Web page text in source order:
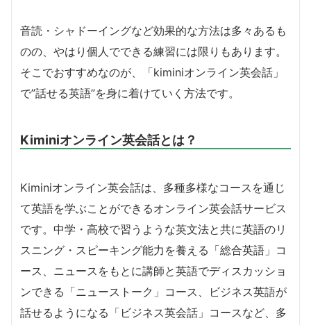
音読・シャドーイングなど効果的な方法は多々あるも
のの、やはり個人でできる練習には限りもあります。
そこでおすすめなのが、「kiminiオンライン英会話」
で”話せる英語”を身に着けていく方法です。
Kiminiオンライン英会話とは？
Kiminiオンライン英会話は、多種多様なコースを通じ
て英語を学ぶことができるオンライン英会話サービス
です。中学・高校で習うような英文法と共に英語のリ
スニング・スピーキング能力を養える「総合英語」コ
ース、ニュースをもとに講師と英語でディスカッショ
ンできる「ニューストーク」コース、ビジネス英語が
話せるようになる「ビジネス英会話」コースなど、多